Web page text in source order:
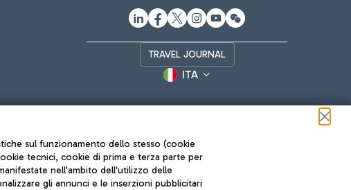
TRAVEL JOURNAL
ITA
sul funzionamento dello stesso (cookie
tecnici, cookie di prima e terza parte per
nell'ambito dell'utilizzo delle
gli annunci e le inserzioni pubblicitari